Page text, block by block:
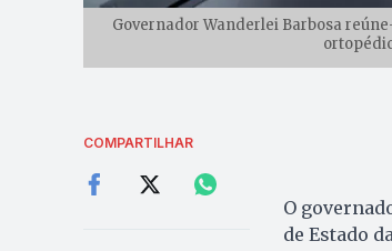
Governador Wanderlei Barbosa
COMPARTILHAR
O
de Estado